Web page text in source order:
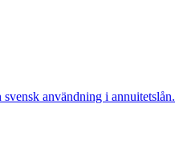
användning i annuitetslån.